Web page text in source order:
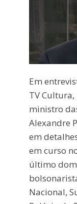
Em
TV
ministro
Alexandre
em
em curso
último
Nacional,